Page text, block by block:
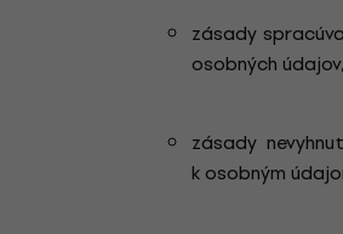
zásady
osobných
zásady
k osobným